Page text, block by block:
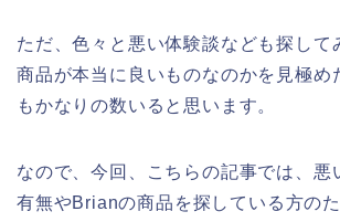
ただ、色々と悪い体験談なども探して
商品が本当に良いものなのかを見極め
もかなりの数いると思います。
なので、今回、こちらの記事では、悪
有無やBrianの商品を探している方の